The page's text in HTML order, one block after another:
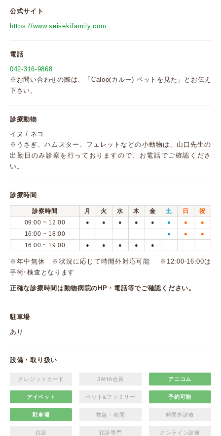
公式サイト
https://www.seisekifamily.com
電話
042-316-9868
※お問い合わせの際は、「Caloo(カルー) ペットを見た」とお伝え
下さい。
診療動物
イヌ / ネコ
※うさぎ、ハムスター、フェレットなどの小動物は、山口先生の
出勤日のみ診察を行っておりますので、お電話でご確認くださ
い。
診療時間
診察時間 月 火 水 木 金 土 日
祝
09:00 ~ 12:00
● ● ● ● ● ● ● ●
16:00 ~ 18:00 ● ● ●
16:00 ~ 19:00 ● ● ● ● ●
※年中無休 ※状況に応じて時間外対応可能 ※12:00-16:00は
手術･検査となります
正確な診療時間は動物病院のHP・電話等でご確認ください。
駐車場
あり
設備・取り扱い
クレジットカード JAHA会員 アニコム
アイペット ペット&ファミリー 予約可能
駐車場 救急・夜間 時間外診療
往診 往診専門 オンライン診療